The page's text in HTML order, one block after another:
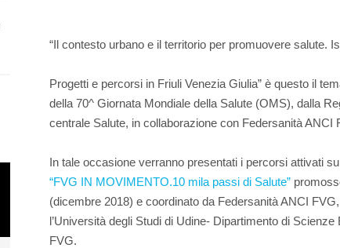
“Il contesto urbano e il territorio per promuovere salute.
Progetti e percorsi in Friuli Venezia Giulia” è questo il
della 70^ Giornata Mondiale della Salute (OMS), dalla
centrale Salute, in collaborazione con Federsanità ANCI
In tale occasione verranno presentati i percorsi attivati
“FVG IN MOVIMENTO.10 mila passi di Salute”
(dicembre 2018) e coordinato da Federsanità ANCI
l’Università degli Studi di Udine- Dipartimento di
FVG.